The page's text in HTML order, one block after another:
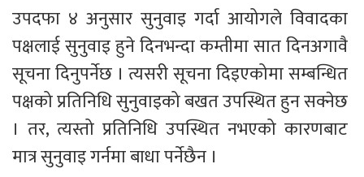
उपदफा ४ अनुसार सुनुवाइ गर्दा आयोगले विवादका
पक्षलाई सुनुवाइ हुने दिनभन्दा कम्तीमा सात दिनअगावै
सूचना दिनुपर्नेछ । त्यसरी सूचना दिइएकोमा सम्बन्धित
पक्षको प्रतिनिधि सुनुवाइको बखत उपस्थित हुन सक्नेछ
। तर, त्यस्तो प्रतिनिधि उपस्थित नभएको कारणबाट
मात्र सुनुवाइ गर्नमा बाधा पर्नेछैन ।